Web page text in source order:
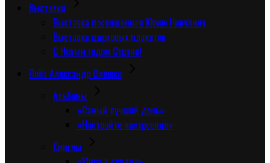
Выставки
Выставка посвященная Юрию Никулину
Выставка цирковых плакатов
С Новым годом Страна!
Поёт Александр Олешко
Альбомы
«Самый лучший день»
«Настройте настроение»
Синглы